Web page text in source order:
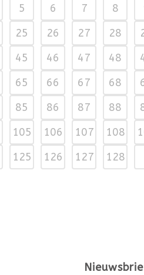
5 6 7 8
25 26 27 28
45 46 47 48
65 66 67 68
85 86 87 88
105 106 107 108
125 126 127 128